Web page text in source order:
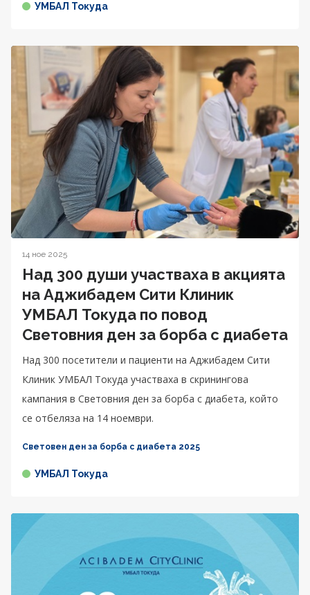
УМБАЛ Токуда
14 ное 2025
Над 300 души участваха в акцията
на Аджибадем Сити Клиник
УМБАЛ Токуда по повод
Световния ден за борба с диабета
Над 300 посетители и пациенти на Аджибадем Сити
Клиник УМБАЛ Токуда участваха в скринингова
кампания в Световния ден за борба с диабета, който
се отбеляза на 14 ноември.
Световен ден за борба с диабета 2025
УМБАЛ Токуда